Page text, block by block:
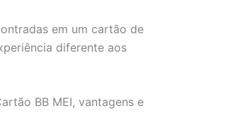
em um cartão de
diferente aos
BB MEI, vantagens e